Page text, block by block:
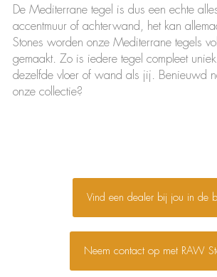
De Mediterrane tegel is dus een echte
accentmuur of achterwand, het kan
Stones worden onze Mediterrane tegels
gemaakt. Zo is iedere tegel compleet
dezelfde vloer of wand als jij. Benieuwd
onze collectie?
Vind een dealer bij jou in de
Neem contact op met RAW